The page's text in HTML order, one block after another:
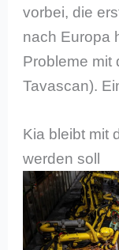
vorbei, die
nach Europa
Probleme mit
Tavascan).
Kia bleibt mit
werden soll